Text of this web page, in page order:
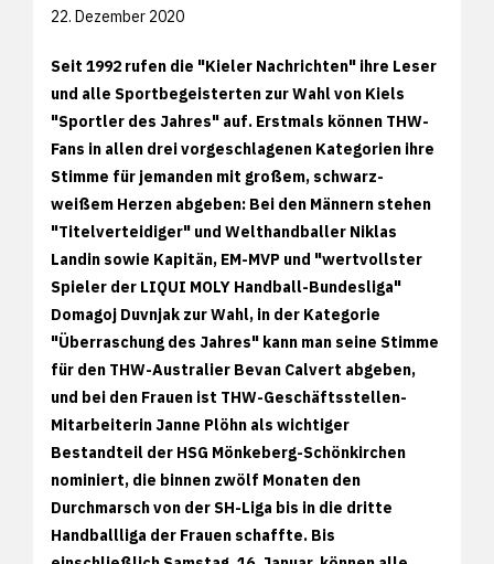
22. Dezember 2020
Seit 1992 rufen die "Kieler Nachrichten" ihre Leser
und alle Sportbegeisterten zur Wahl von Kiels
"Sportler des Jahres" auf. Erstmals können THW-
Fans in allen drei vorgeschlagenen Kategorien ihre
Stimme für jemanden mit großem, schwarz-
weißem Herzen abgeben: Bei den Männern stehen
"Titelverteidiger" und Welthandballer Niklas
Landin sowie Kapitän, EM-MVP und "wertvollster
Spieler der LIQUI MOLY Handball-Bundesliga"
Domagoj Duvnjak zur Wahl, in der Kategorie
"Überraschung des Jahres" kann man seine Stimme
für den THW-Australier Bevan Calvert abgeben,
und bei den Frauen ist THW-Geschäftsstellen-
Mitarbeiterin Janne Plöhn als wichtiger
Bestandteil der HSG Mönkeberg-Schönkirchen
nominiert, die binnen zwölf Monaten den
Durchmarsch von der SH-Liga bis in die dritte
Handballliga der Frauen schaffte. Bis